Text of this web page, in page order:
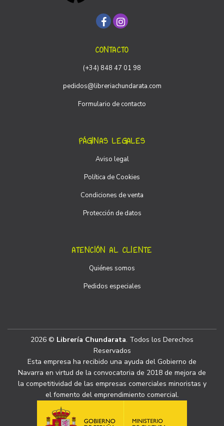
CONTACTO
(+34) 848 47 01 98
pedidos@libreriachundarata.com
Formulario de contacto
PÁGINAS LEGALES
Aviso legal
Política de Cookies
Condiciones de venta
Protección de datos
ATENCIÓN AL CLIENTE
Quiénes somos
Pedidos especiales
2026 © Librería Chundarata. Todos los Derechos
Reservados
Esta empresa ha recibido una ayuda del Gobierno de
Navarra en virtud de la convocatoria de 2018 de mejora de
la competitividad de las empresas comerciales minoristas y
el fomento del emprendimiento comercial.